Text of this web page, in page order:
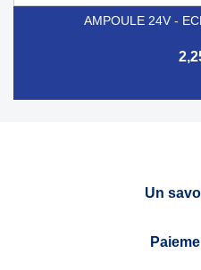
AMPOULE 24V -
Un